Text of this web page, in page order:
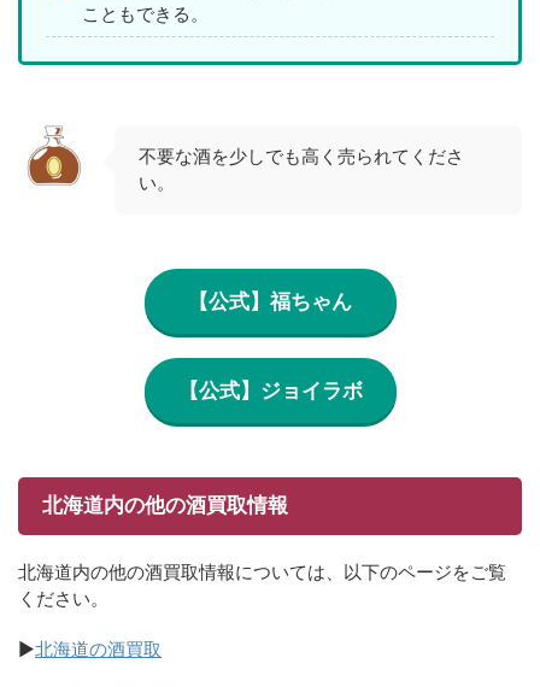
こともできる。
不要な酒を少しでも高く売られてくださ
い。
【公式】福ちゃん
【公式】ジョイラボ
北海道内の他の酒買取情報
北海道内の他の酒買取情報については、以下のページをご覧
ください。
▶北海道の酒買取